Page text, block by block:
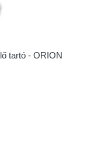
tartó - ORION